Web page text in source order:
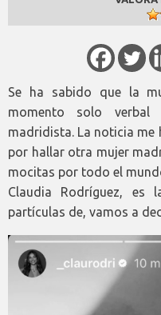
Se ha sabido que la
momento solo
madridista. La noticia me
por hallar otra mujer
mocitas por todo el
Claudia Rodríguez, es
partículas de, vamos a